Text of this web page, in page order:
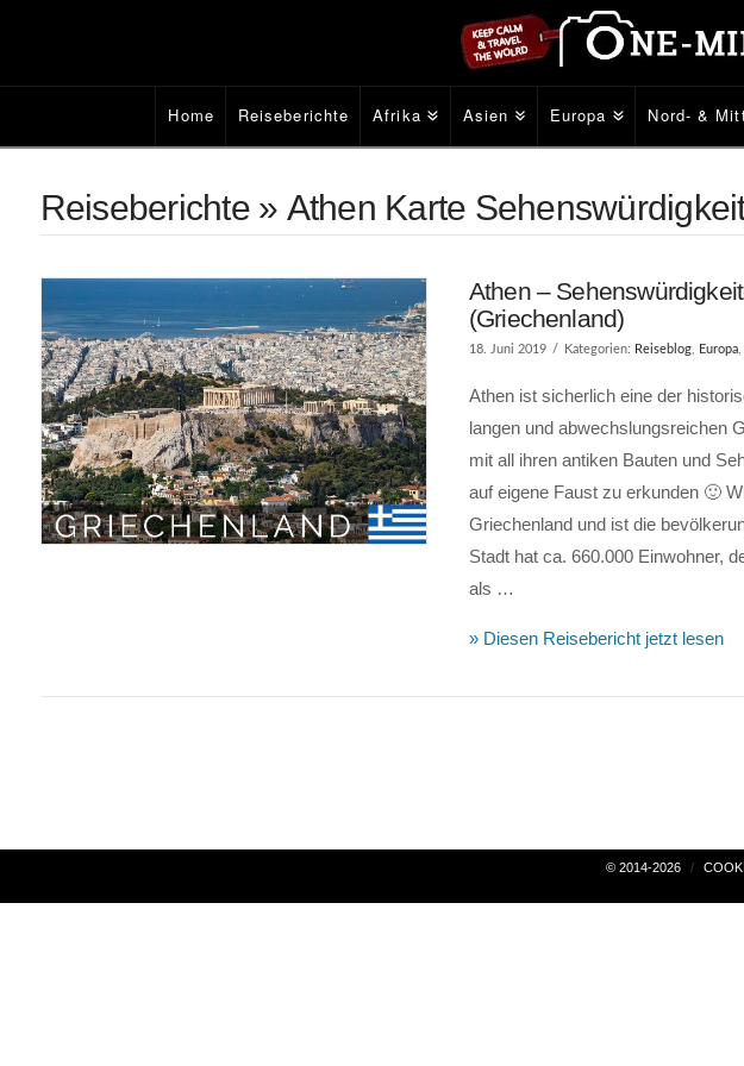
Home Reiseberichte Afrika Asien Europa Nord- &
Reiseberichte » Athen Karte
Athen –
(Griechenland)
18. Juni 2019 Kategorien: Reiseblog, Europa,
Athen ist sicherlich eine der
langen und abwechslungsreichen
mit all ihren antiken Bauten und
auf eigene Faust zu erkunden 🙂
Griechenland und ist die
Stadt hat ca. 660.000 Einwohner,
als …
» Diesen Reisebericht jetzt lesen
© 2014-2026